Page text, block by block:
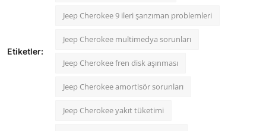
Etiketler:
Jeep Cherokee 9 ileri şanzıman problemleri
Jeep Cherokee multimedya sorunları
Jeep Cherokee fren disk aşınması
Jeep Cherokee amortisör sorunları
Jeep Cherokee yakıt tüketimi